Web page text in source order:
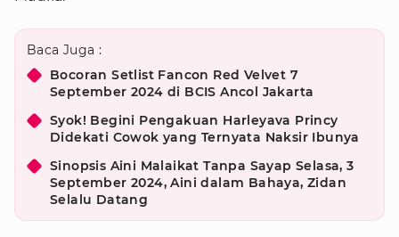
Baca Juga :
Bocoran Setlist Fancon Red Velvet 7
September 2024 di BCIS Ancol Jakarta
Syok! Begini Pengakuan Harleyava Princy
Didekati Cowok yang Ternyata Naksir Ibunya
Sinopsis Aini Malaikat Tanpa Sayap Selasa, 3
September 2024, Aini dalam Bahaya, Zidan
Selalu Datang